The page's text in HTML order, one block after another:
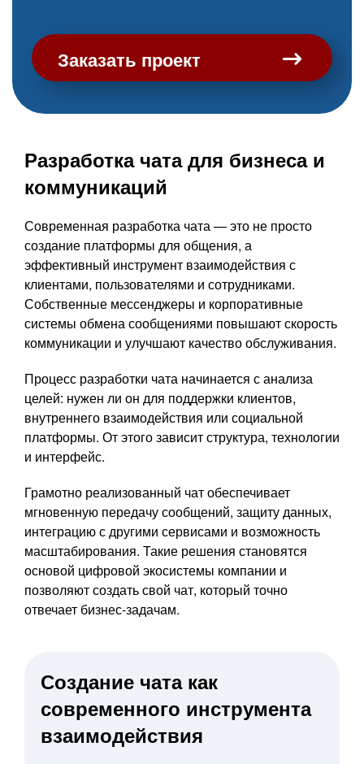
Заказать проект
Разработка чата для бизнеса и
коммуникаций
Современная разработка чата — это не просто
создание платформы для общения, а
эффективный инструмент взаимодействия с
клиентами, пользователями и сотрудниками.
Собственные мессенджеры и корпоративные
системы обмена сообщениями повышают скорость
коммуникации и улучшают качество обслуживания.
Процесс разработки чата начинается с анализа
целей: нужен ли он для поддержки клиентов,
внутреннего взаимодействия или социальной
платформы. От этого зависит структура, технологии
и интерфейс.
Грамотно реализованный чат обеспечивает
мгновенную передачу сообщений, защиту данных,
интеграцию с другими сервисами и возможность
масштабирования. Такие решения становятся
основой цифровой экосистемы компании и
позволяют создать свой чат, который точно
отвечает бизнес-задачам.
Создание чата как
современного инструмента
взаимодействия